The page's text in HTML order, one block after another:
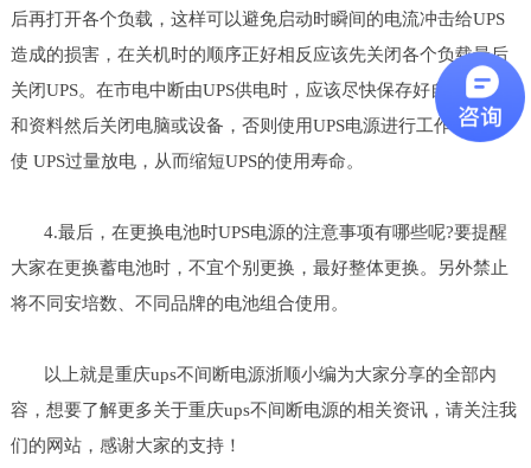
后再打开各个负载，这样可以避免启动时瞬间的电流冲击给UPS
造成的损害，在关机时的顺序正好相反应该先关闭各个负载最后
关闭UPS。在市电中断由UPS供电时，应该尽快保存好自己的数据
和资料然后关闭电脑或设备，否则使用UPS电源进行工作可能会
使 UPS过量放电，从而缩短UPS的使用寿命。
4.最后，在更换电池时UPS电源的注意事项有哪些呢?要提醒
大家在更换蓄电池时，不宜个别更换，最好整体更换。另外禁止
将不同安培数、不同品牌的电池组合使用。
以上就是重庆ups不间断电源浙顺小编为大家分享的全部内
容，想要了解更多关于重庆ups不间断电源的相关资讯，请关注我
们的网站，感谢大家的支持！